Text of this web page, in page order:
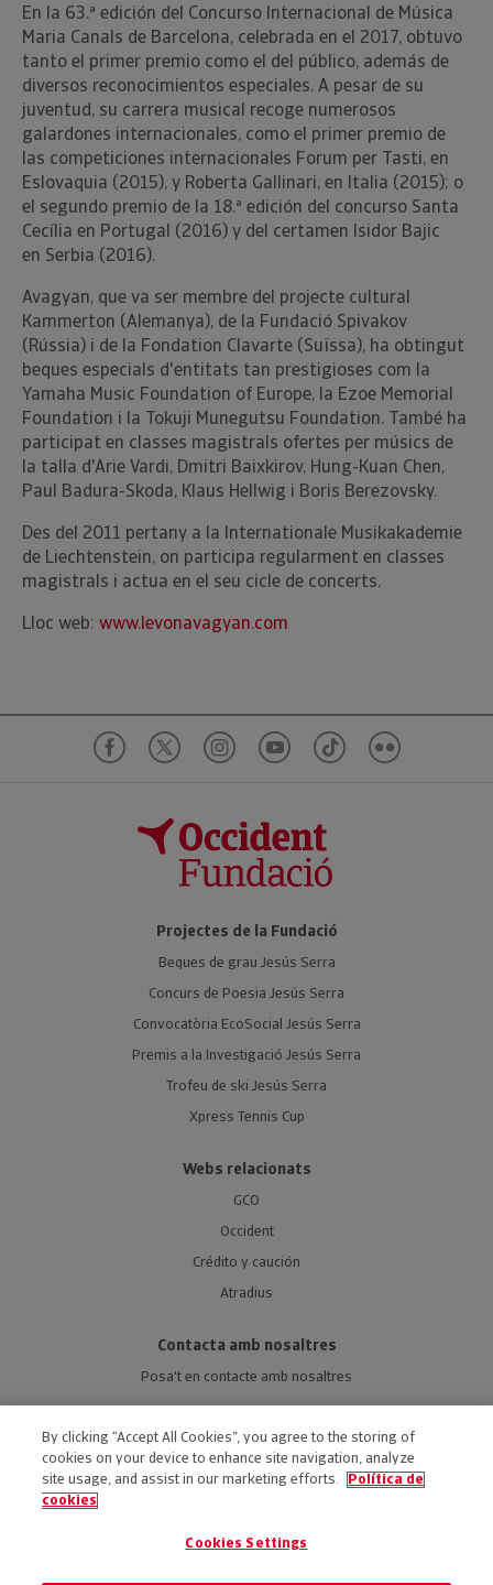
En la 63.ª edición del Concurso Internacional de Música
Maria Canals de Barcelona, celebrada en el 2017, obtuvo
tanto el primer premio como el del público, además de
diversos reconocimientos especiales. A pesar de su
juventud, su carrera musical recoge numerosos
galardones internacionales, como el primer premio de
las competiciones internacionales Forum per Tasti, en
Eslovaquia (2015), y Roberta Gallinari, en Italia (2015); o
el segundo premio de la 18.ª edición del concurso Santa
Cecília en Portugal (2016) y del certamen Isidor Bajic
en Serbia (2016).
Avagyan, que va ser membre del projecte cultural
Kammerton (Alemanya), de la Fundació Spivakov
(Rússia) i de la Fondation Clavarte (Suïssa), ha obtingut
beques especials d'entitats tan prestigioses com la
Yamaha Music Foundation of Europe, la Ezoe Memorial
Foundation i la Tokuji Munegutsu Foundation. També ha
participat en classes magistrals ofertes per músics de
la talla d'Arie Vardi, Dmitri Baixkirov, Hung-Kuan Chen,
Paul Badura-Skoda, Klaus Hellwig i Boris Berezovsky.
Des del 2011 pertany a la Internationale Musikakademie
de Liechtenstein, on participa regularment en classes
magistrals i actua en el seu cicle de concerts.
Lloc web: www.levonavagyan.com
Projectes de la Fundació
Beques de grau Jesús Serra
Concurs de Poesia Jesús Serra
Convocatòria EcoSocial Jesús Serra
Premis a la Investigació Jesús Serra
Trofeu de ski Jesús Serra
Xpress Tennis Cup
Webs relacionats
GCO
Occident
Crédito y caución
Atradius
Contacta amb nosaltres
Posa't en contacte amb nosaltres
By clicking “Accept All Cookies”, you agree to the storing of
cookies on your device to enhance site navigation, analyze
site usage, and assist in our marketing efforts.
Política de
cookies
Cookies Settings